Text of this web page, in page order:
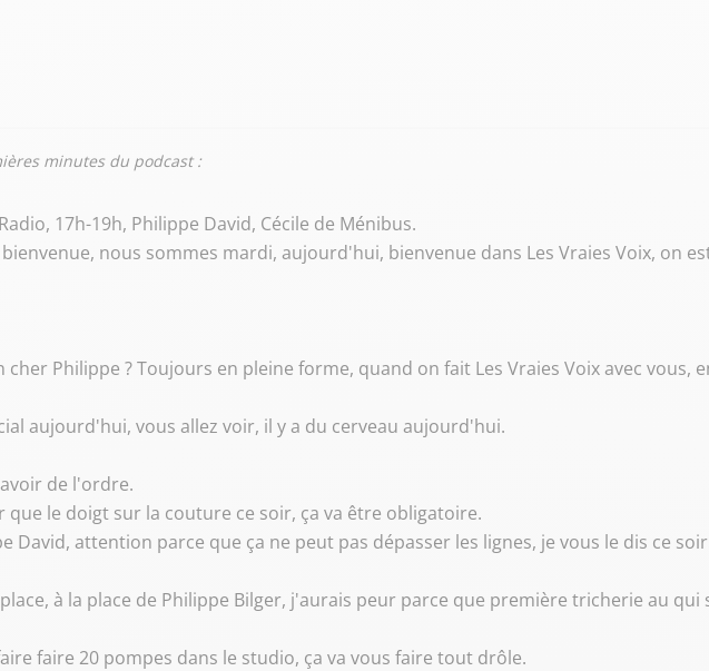
minutes du podcast :
17h-19h, Philippe David, Cécile de Ménibus.
nous sommes mardi, aujourd'hui, bienvenue dans Les Vraies Voix, on
cher Philippe ? Toujours en pleine forme, quand on fait Les Vraies Voix avec vous,
aujourd'hui, vous allez voir, il y a du cerveau aujourd'hui.
de l'ordre.
que le doigt sur la couture ce soir, ça va être obligatoire.
David, attention parce que ça ne peut pas dépasser les lignes, je vous le dis ce
à la place de Philippe Bilger, j'aurais peur parce que première tricherie au
faire 20 pompes dans le studio, ça va vous faire tout drôle.